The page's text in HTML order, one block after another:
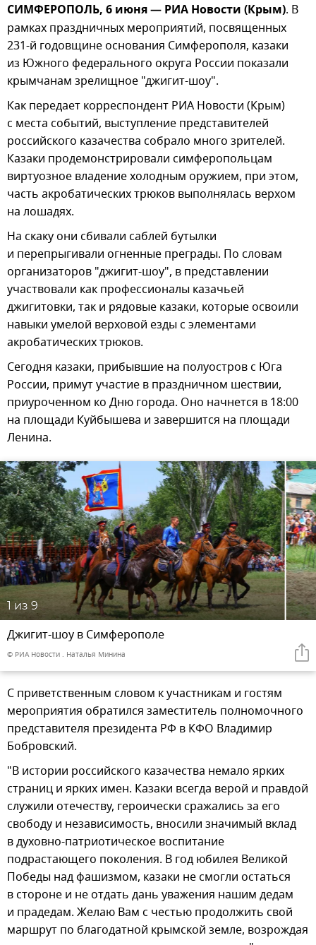
СИМФЕРОПОЛЬ, 6 июня — РИА Новости (Крым). В
рамках праздничных мероприятий, посвященных
231-й годовщине основания Симферополя, казаки
из Южного федерального округа России показали
крымчанам зрелищное "джигит-шоу".
Как передает корреспондент РИА Новости (Крым)
с места событий, выступление представителей
российского казачества собрало много зрителей.
Казаки продемонстрировали симферопольцам
виртуозное владение холодным оружием, при этом,
часть акробатических трюков выполнялась верхом
на лошадях.
На скаку они сбивали саблей бутылки
и перепрыгивали огненные преграды. По словам
организаторов "джигит-шоу", в представлении
участвовали как профессионалы казачьей
джигитовки, так и рядовые казаки, которые освоили
навыки умелой верховой езды с элементами
акробатических трюков.
Сегодня казаки, прибывшие на полуостров с Юга
России, примут участие в праздничном шествии,
приуроченном ко Дню города. Оно начнется в 18:00
на площади Куйбышева и завершится на площади
Ленина.
1 из 9
Джигит-шоу в Симферополе
© РИА Новости . Наталья Минина
С приветственным словом к участникам и гостям
мероприятия обратился заместитель полномочного
представителя президента РФ в КФО Владимир
Бобровский.
"В истории российского казачества немало ярких
страниц и ярких имен. Казаки всегда верой и правдой
служили отечеству, героически сражались за его
свободу и независимость, вносили значимый вклад
в духовно-патриотическое воспитание
подрастающего поколения. В год юбилея Великой
Победы над фашизмом, казаки не смогли остаться
в стороне и не отдать дань уважения нашим дедам
и прадедам. Желаю Вам с честью продолжить свой
маршрут по благодатной крымской земле, возрождая